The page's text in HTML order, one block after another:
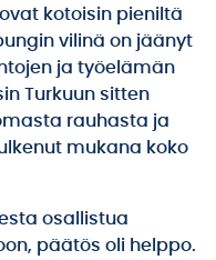
kotoisin pieniltä
vilinä on jäänyt
ja työelämän
Turkuun sitten
rauhasta ja
mukana koko
osallistua
päätös oli helppo.